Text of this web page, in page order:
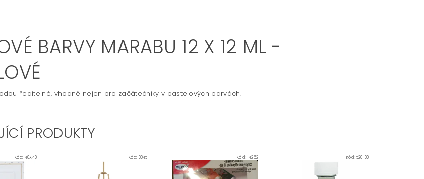
BARVY MARABU 12 X 12 ML -
ředitelné, vhodné nejen pro začátečníky v pastelových barvách.
PRODUKTY
Kód: 40X40 Kód: 0045 Kód: 14262 Kód: 520100